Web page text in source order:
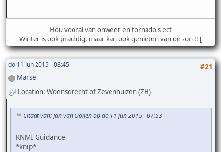
Hou vooral van onweer en tornado's ect
Winter is ook prachtig, maar kan ook genieten van de zon !! [
do 11 jun 2015 - 08:45
#21
Marsel
Location: Woensdrecht of Zevenhuizen (ZH)
Citaat van: Jan van Ooijen op do 11 jun 2015 - 07:53
KNMI Guidance
*knip*